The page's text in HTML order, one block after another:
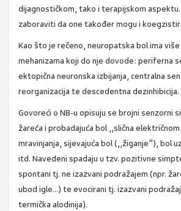
dijagnostičkom, tako i terapijskom aspektu.
zaboraviti da one također mogu i
Kao što je rečeno, neuropatska bol ima
mehanizama koji do nje dovode: periferna
ektopična neuronska izbijanja, centralna
reorganizacija te descedentna dezinhibicija.
Govoreći o NB-u opisuju se brojni senzorni
žareća i probadajuća bol ,,slična
mravinjanja, sijevajuća bol (,,žiganje”), bol
itd. Navedeni spadaju u tzv. pozitivne
spontani tj. ne izazvani podražajem (npr.
ubod igle...) te evocirani tj. izazvani
termička alodinija).